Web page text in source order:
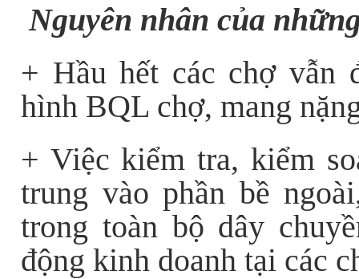
Nguyên nhân của
+ Hầu hết các chợ vẫn
hình BQL chợ, mang
+ Việc kiểm tra, kiểm
trung vào phần bề
trong toàn bộ dây
động kinh doanh tại các